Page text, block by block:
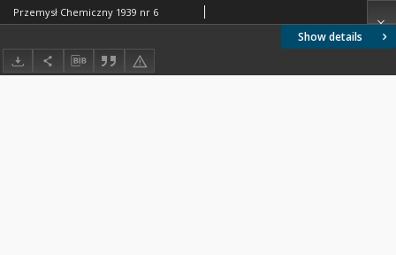
Show details
Przemysł Chemiczny 1939 nr 6